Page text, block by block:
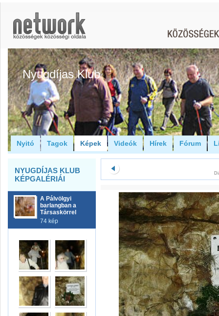
Nyugdíjas Klub
Nyitó Tagok Képek Videók Hírek Fórum
NYUGDÍJAS KLUB
KÉPGALÉRIÁI
A Pálvölgyi
barlangban a
Társaskörrel
74 kép